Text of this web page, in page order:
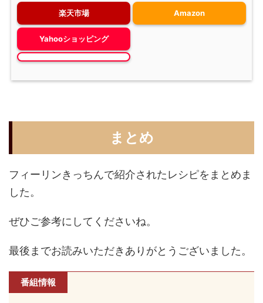
楽天市場 Amazon
Yahooショッピング
まとめ
フィーリンきっちんで紹介されたレシピをまとめま
した。
ぜひご参考にしてくださいね。
最後までお読みいただきありがとうございました。
番組情報